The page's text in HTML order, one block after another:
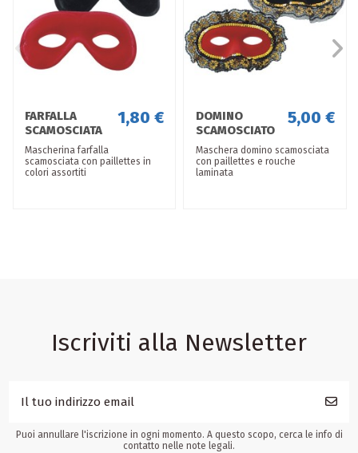
FARFALLA
SCAMOSCIATA
COLORI
ASSORTITI
1,80 €
Mascherina farfalla
scamosciata con paillettes in
colori assortiti
DOMINO
SCAMOSCIATO
con ROUCHE
LAMINATA E
PAILLETTES
5,00 €
Maschera domino scamosciata
con paillettes e rouche
laminata
Iscriviti alla Newsletter
Puoi annullare l'iscrizione in ogni momento. A questo scopo, cerca le info di
contatto nelle note legali.